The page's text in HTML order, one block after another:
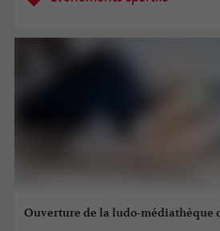
Ouverture de la ludo-médiathèque